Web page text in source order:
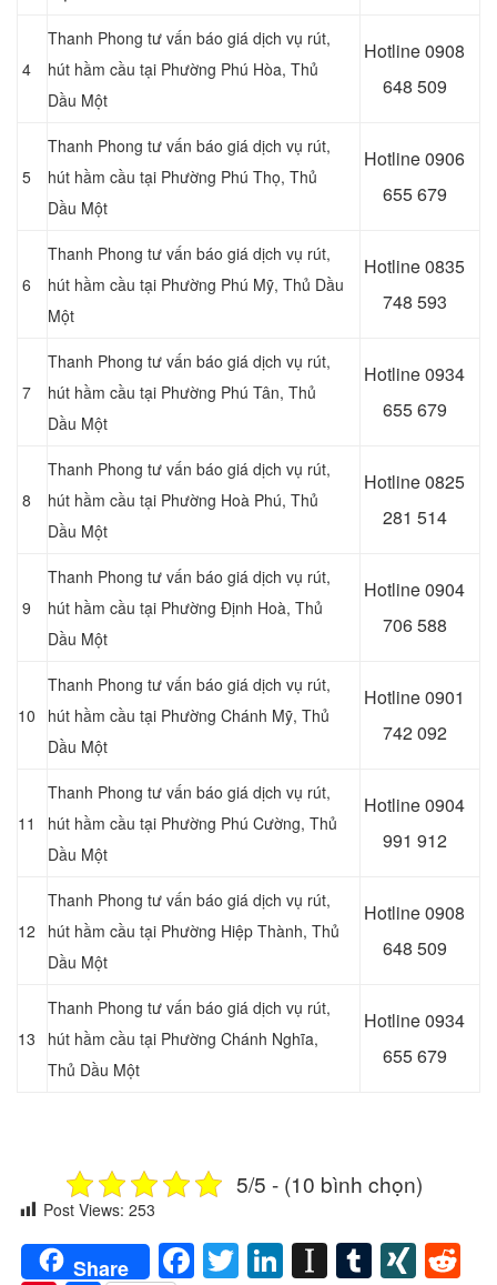
4
Thanh Phong tư vấn báo giá dịch vụ rút,
hút hầm cầu tại Phường Phú Hòa, Thủ
Dầu Một
Hotline 0908
648 509
5
Thanh Phong tư vấn báo giá dịch vụ rút,
hút hầm cầu tại Phường Phú Thọ, Thủ
Dầu Một
Hotline 0906
655 679
6
Thanh Phong tư vấn báo giá dịch vụ rút,
hút hầm cầu tại Phường Phú Mỹ, Thủ Dầu
Một
Hotline 0835
748 593
7
Thanh Phong tư vấn báo giá dịch vụ rút,
hút hầm cầu tại Phường Phú Tân, Thủ
Dầu Một
Hotline 0934
655 679
8
Thanh Phong tư vấn báo giá dịch vụ rút,
hút hầm cầu tại Phường Hoà Phú, Thủ
Dầu Một
Hotline 0825
281 514
9
Thanh Phong tư vấn báo giá dịch vụ rút,
hút hầm cầu tại Phường Định Hoà, Thủ
Dầu Một
Hotline 0904
706 588
10
Thanh Phong tư vấn báo giá dịch vụ rút,
hút hầm cầu tại Phường Chánh Mỹ, Thủ
Dầu Một
Hotline 0901
742 092
11
Thanh Phong tư vấn báo giá dịch vụ rút,
hút hầm cầu tại Phường Phú Cường, Thủ
Dầu Một
Hotline 0904
991 912
12
Thanh Phong tư vấn báo giá dịch vụ rút,
hút hầm cầu tại Phường Hiệp Thành, Thủ
Dầu Một
Hotline 0908
648 509
13
Thanh Phong tư vấn báo giá dịch vụ rút,
hút hầm cầu tại Phường Chánh Nghĩa,
Thủ Dầu Một
Hotline 0934
655 679
5/5 - (10 bình chọn)
Post Views: 253
Share Facebook
Twitter
LinkedIn
Instapaper
Tumblr